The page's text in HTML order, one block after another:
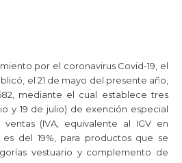
por el coronavirus Covid-19, el
el 21 de mayo del presente año,
mediante el cual establece tres
y 19 de julio) de exención especial
(IVA, equivalente al IGV en
es del 19%, para productos que se
vestuario y complemento de